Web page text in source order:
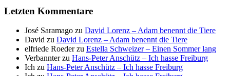
Letzten Kommentare
José Saramago zu David Lorenz – Adam benennt die Tiere
David zu David Lorenz – Adam benennt die Tiere
elfriede Roederzu Estella Schweizer – Einen Sommer lang
Verbannterzu Hans-Peter Anschütz – Ich hasse Freiburg
Ich zu Hans-Peter Anschütz – Ich hasse Freiburg